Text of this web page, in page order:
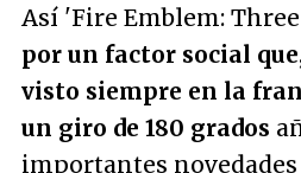
Así 'Fire Emblem:
por un factor social
visto siempre en la
un giro de 180 grados
importantes